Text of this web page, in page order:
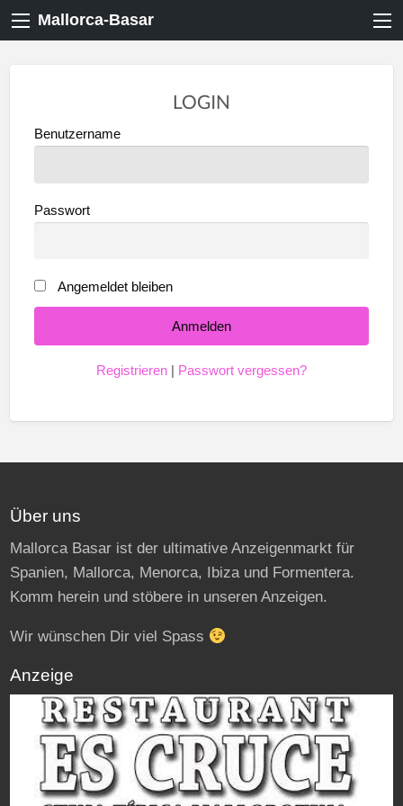
Mallorca-Basar
LOGIN
Benutzername
Passwort
Angemeldet bleiben
Registrieren Passwort vergessen?
Über uns
Mallorca Basar ist der ultimative Anzeigenmarkt für
Spanien, Mallorca, Menorca, Ibiza und Formentera.
Komm herein und stöbere in unseren Anzeigen.
Wir wünschen Dir viel Spass
Anzeige